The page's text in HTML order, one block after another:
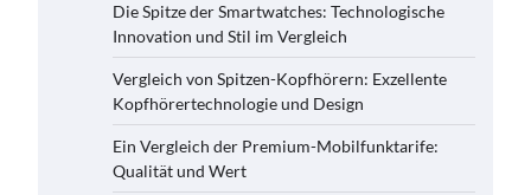
Die Spitze der Smartwatches: Technologische
Innovation und Stil im Vergleich
Vergleich von Spitzen-Kopfhörern: Exzellente
Kopfhörertechnologie und Design
Ein Vergleich der Premium-Mobilfunktarife:
Qualität und Wert